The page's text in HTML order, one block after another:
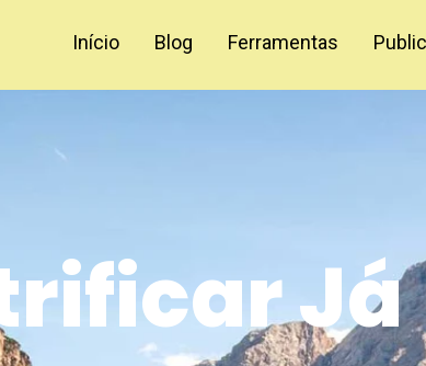
Início Blog Ferramentas
Já